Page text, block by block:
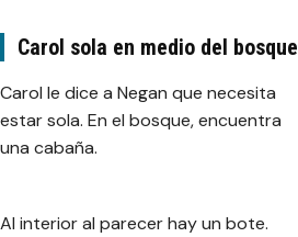
Carol sola en medio del bosque
Carol le dice a Negan que necesita
estar sola. En el bosque, encuentra
una cabaña.
Al interior al parecer hay un bote.